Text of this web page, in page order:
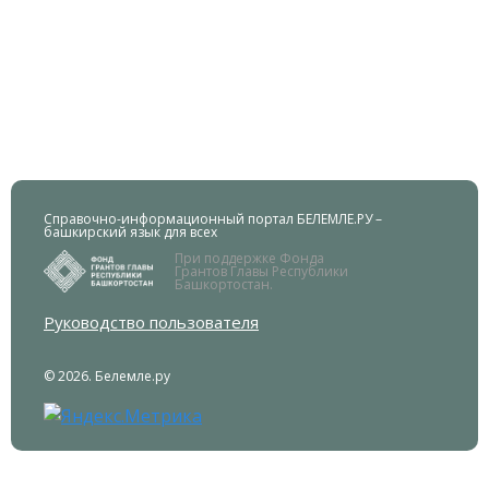
Справочно-информационный портал БЕЛЕМЛЕ.РУ –
башкирский язык для всех
При поддержке Фонда
Грантов Главы Республики
Башкортостан.
Руководство пользователя
© 2026. Белемле.ру